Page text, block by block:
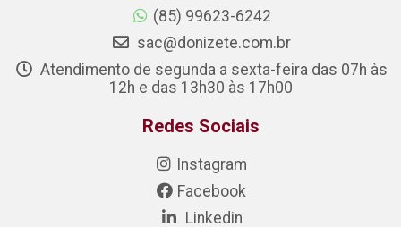
(85) 99623-6242
sac@donizete.com.br
Atendimento de segunda a sexta-feira das 07h às
12h e das 13h30 às 17h00
Redes Sociais
Instagram
Facebook
Linkedin